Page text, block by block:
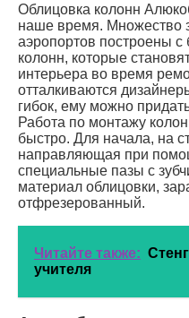
Облицовка колонн
наше время. Множество
аэропортов построены
колонн, которые
интерьера во время
отталкиваются
гибок, ему можно
Работа по монтажу
быстро. Для начала, на
направляющая при
специальные пазы с
материал облицовки,
отфрезерованный.
Читайте также:
учителя